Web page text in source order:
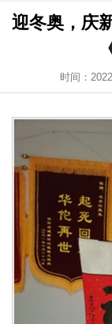
迎冬奥，庆
时间：